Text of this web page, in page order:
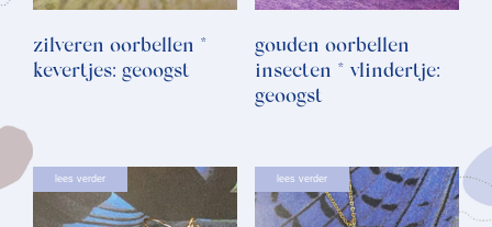
zilveren oorbellen *
kevertjes: geoogst
gouden oorbellen
insecten * vlindertje:
geoogst
lees verder lees verder